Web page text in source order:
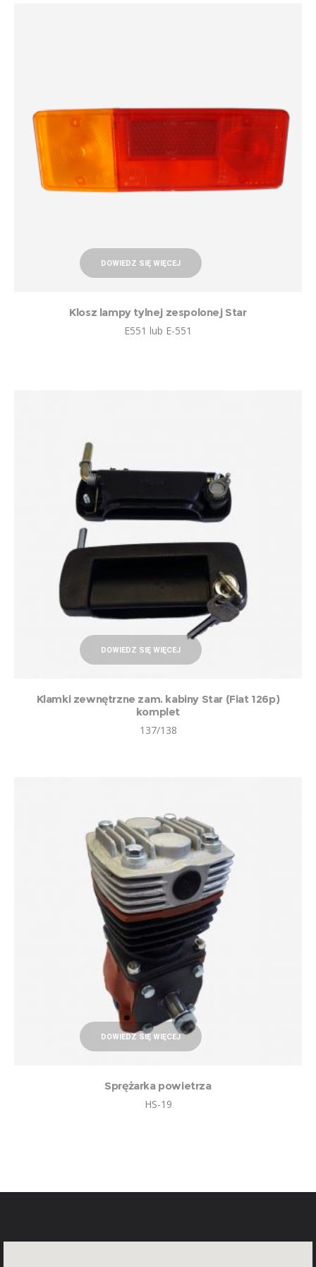
DOWIEDZ SIĘ WIĘCEJ
Klosz lampy tylnej zespolonej Star
E551 lub E-551
DOWIEDZ SIĘ WIĘCEJ
Klamki zewnętrzne zam. kabiny Star (Fiat 126p)
komplet
137/138
DOWIEDZ SIĘ WIĘCEJ
Sprężarka powietrza
HS-19